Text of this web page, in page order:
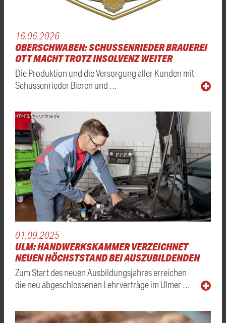
16.06.2026
OBERSCHWABEN: SCHUSSENRIEDER BRAUEREI
OTT MACHT TROTZ INSOLVENZ WEITER
Die Produktion und die Versorgung aller Kunden mit
Schussenrieder Bieren und …
www.amh-online.de
01.09.2025
ULM: HANDWERKSKAMMER VERZEICHNET
NEUEN HÖCHSTSTAND BEI AUSZUBILDENDEN
Zum Start des neuen Ausbildungsjahres erreichen
die neu abgeschlossenen Lehrverträge im Ulmer …